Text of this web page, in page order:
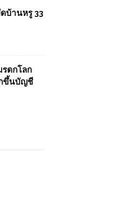
บ้านหรู 33
ดกโลก
กขึ้นบัญชี